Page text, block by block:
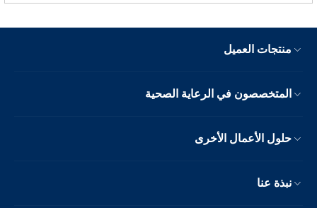
منتجات العميل
المتخصصون في الرعاية الصحية
حلول الأعمال الأخرى
نبذة عنا